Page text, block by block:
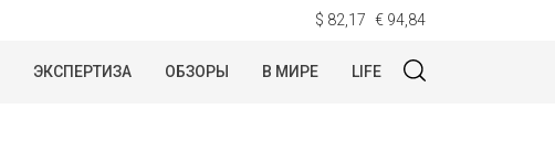
$ 82,17 € 94,84
ЭКСПЕРТИЗА ОБЗОРЫ В МИРЕ LIFE